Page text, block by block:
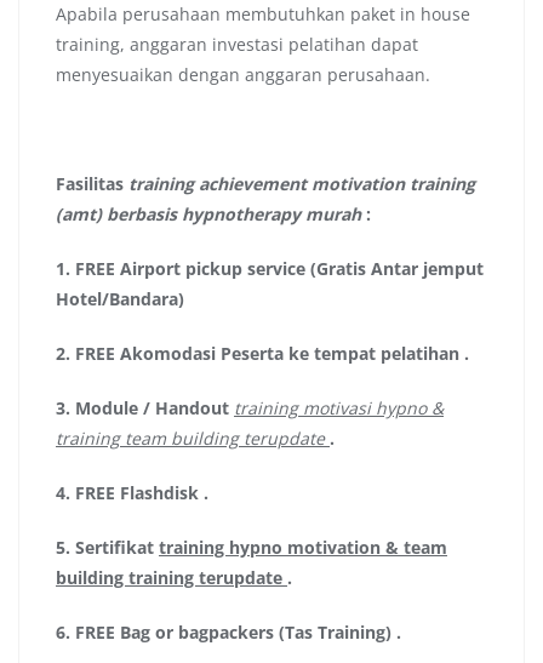
Apabila perusahaan membutuhkan paket in house
training, anggaran investasi pelatihan dapat
menyesuaikan dengan anggaran perusahaan.
Fasilitas training achievement motivation training
(amt) berbasis hypnotherapy murah :
1. FREE Airport pickup service (Gratis Antar jemput
Hotel/Bandara)
2. FREE Akomodasi Peserta ke tempat pelatihan .
3. Module / Handout training motivasi hypno &
training team building terupdate .
4. FREE Flashdisk .
5. Sertifikat training hypno motivation & team
building training terupdate .
6. FREE Bag or bagpackers (Tas Training) .